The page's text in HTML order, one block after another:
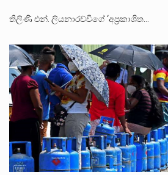
තිලිණි එන්. ලියනාරච්චිගේ ‘අප්‍රකාශිත…